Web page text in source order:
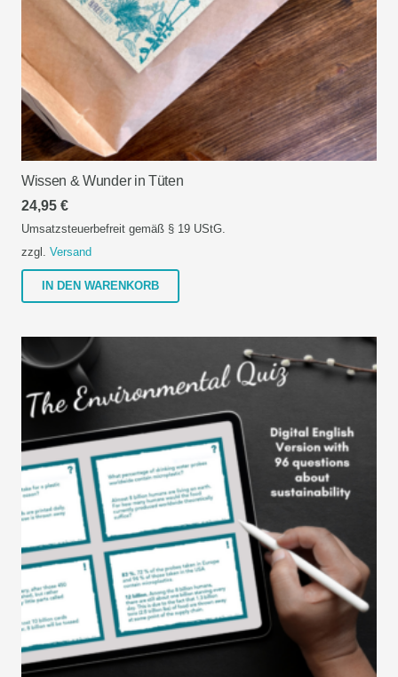
Wissen & Wunder in Tüten
24,95 €
Umsatzsteuerbefreit gemäß § 19 UStG.
zzgl. Versand
IN DEN WARENKORB